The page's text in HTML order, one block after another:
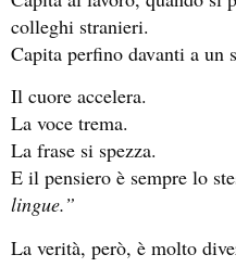
colleghi stranieri.
Capita perfino davanti a un
Il cuore accelera.
La voce trema.
La frase si spezza.
E il pensiero è sempre lo
lingue.”
La verità, però, è molto